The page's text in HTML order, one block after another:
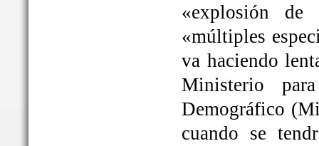
«explosión
«múltiples
va haciendo
Ministerio
Demográfico
cuando se